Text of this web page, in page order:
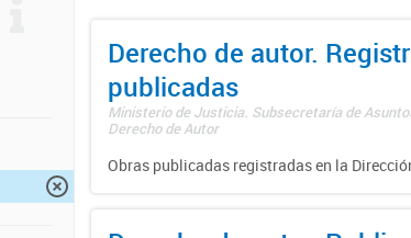
Derecho de autor.
publicadas
Ministerio de Justicia. Subsecretaría de
Derecho de Autor
Obras publicadas registradas en la